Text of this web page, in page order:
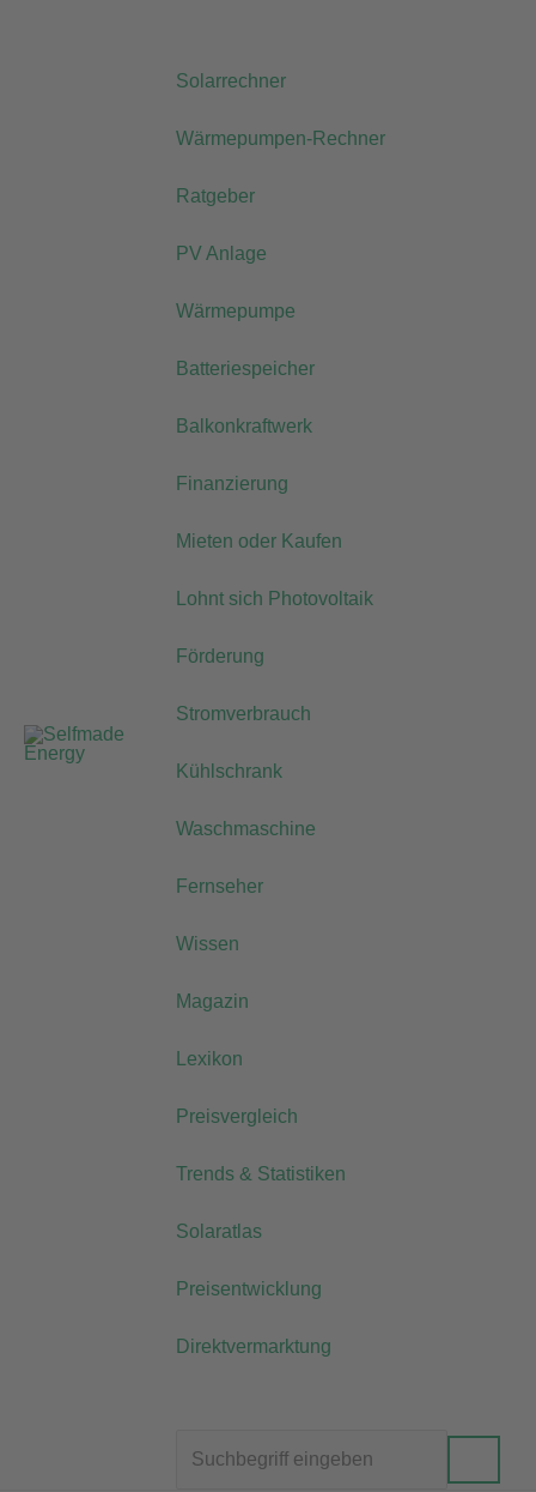
Solarrechner
Wärmepumpen-Rechner
Ratgeber
PV Anlage
Wärmepumpe
Batteriespeicher
Balkonkraftwerk
Finanzierung
Mieten oder Kaufen
Lohnt sich Photovoltaik
Förderung
Stromverbrauch
Kühlschrank
Waschmaschine
Fernseher
Wissen
Magazin
Lexikon
Preisvergleich
Trends & Statistiken
Solaratlas
Preisentwicklung
Direktvermarktung